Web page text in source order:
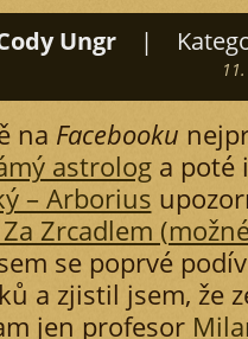
Ungr |
na Facebooku
astrologa poté
– Arborius
Zrcadlem
se poprvé
a zjistil jsem, že
jen profesor